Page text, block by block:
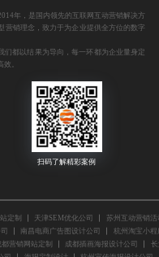
年，是国内领先的互联网互动营销解决方
营销理念，致力于为企业提供全方位的数字
们都以结果为导向，每一环都为企业量身定
。
定制 天津SEM优化公司
苏州互动营销活
南昌电商广告图设计公司
杭州淘宝小程
都营销网站定制 成都插画海报设计公司